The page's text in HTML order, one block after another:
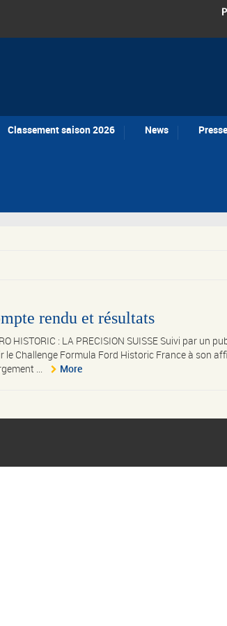
Classement saison 2026 News Presse
rendu et résultats
HISTORIC : LA PRECISION SUISSE Suivi par un
le Challenge Formula Ford Historic France à son
...
More